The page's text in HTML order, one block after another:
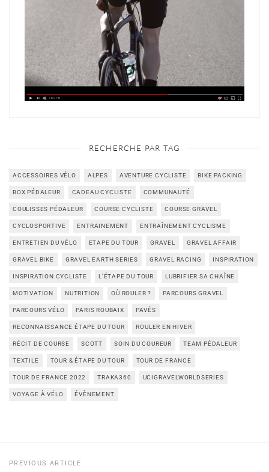
RECHERCHE PAR TAG
ACCESSOIRES VÉLO ALPES AVENTURE CYCLISTE BIKE PACKING
BOX PÉDALEUR CADEAU CYCLISTE COMMUNAUTÉ
COULISSES PÉDALEUR COURSE CYCLISTE COURSE GRAVEL
CYCLOSPORTIVE ENTRAINEMENT ENTRAÎNEMENT CYCLISME
ENTRETIEN DU VÉLO ETAPE DU TOUR GRAVEL GRAVEL AFFAIR
GRAVEL BIKE GRAVEL EARTH SERIES GRAVEL RACING INSPIRATION
INSPIRATION CYCLISTE L'ÉTAPE DU TOUR LUBRIFIER SA CHAÎNE
MOTIVATION NUTRITION OÙ ROULER ? PARCOURS GRAVEL
PARCOURS VÉLO PARIS ROUBAIX PAVÉS
RECONNAISSANCE ÉTAPE DU TOUR ROULER EN HIVER
RÉCIT DE COURSE SCOTT SOIN DU COUREUR TEAM PÉDALEUR
TEXTILE TOUR & ÉTAPE DU TOUR TOUR DE FRANCE
TOUR DE FRANCE 2022 TRAKA360 UCIGRAVELWORLDSERIES
VOYAGE À VÉLO ÉVÈNEMENT
PREVIOUS ARTICLE